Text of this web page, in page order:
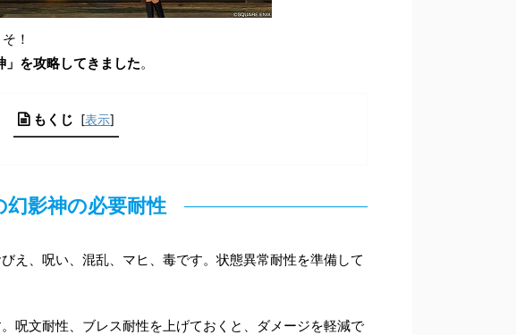
！
」を攻略してきました。
もくじ [表示]
幻影神の必要耐性
え、呪い、混乱、マヒ、毒です。状態異常耐性を準備して
呪文耐性、ブレス耐性を上げておくと、ダメージを軽減で